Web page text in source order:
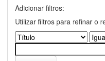
Adicionar filtros:
Utilizar filtros para refinar o